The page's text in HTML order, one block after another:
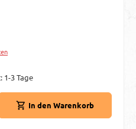
3 Tage
Wert ein oder benutze die Schaltflächen
In den Warenkorb